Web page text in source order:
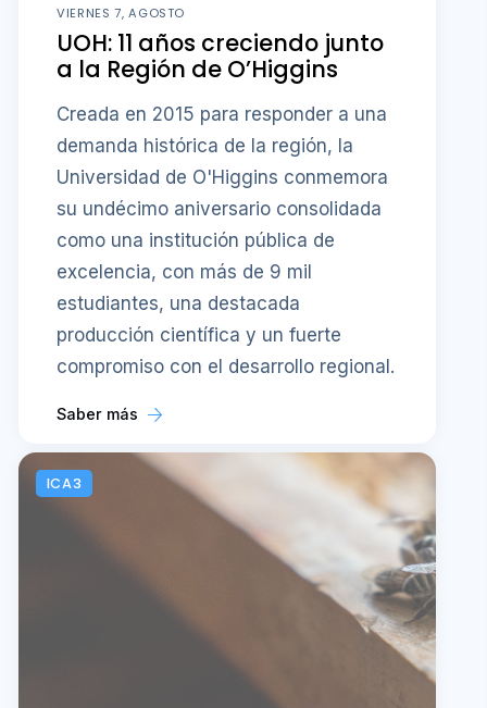
VIERNES 7, AGOSTO
UOH: 11 años creciendo junto
a la Región de O’Higgins
Creada en 2015 para responder a una
demanda histórica de la región, la
Universidad de O'Higgins conmemora
su undécimo aniversario consolidada
como una institución pública de
excelencia, con más de 9 mil
estudiantes, una destacada
producción científica y un fuerte
compromiso con el desarrollo regional.
Saber más
ICA3